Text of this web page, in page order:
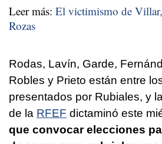
Leer más: El victimismo de
Rozas
Rodas, Lavín, Garde,
Robles y Prieto están entre
presentados por Rubiales, y
de la RFEF dictaminó este
que convocar elecciones